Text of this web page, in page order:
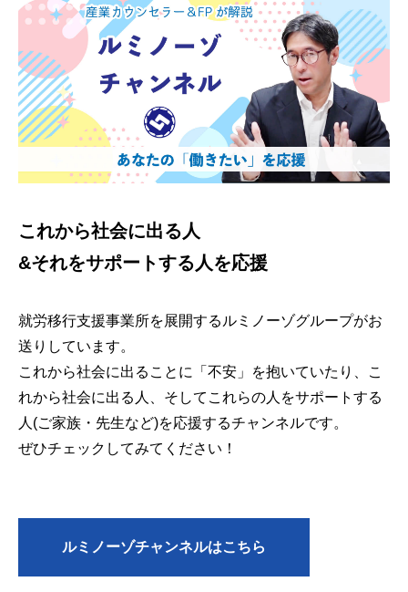
これから社会に出る人
&それをサポートする人を応援
就労移行支援事業所を展開するルミノーゾグループがお
送りしています。
これから社会に出ることに「不安」を抱いていたり、こ
れから社会に出る人、そしてこれらの人をサポートする
人(ご家族・先生など)を応援するチャンネルです。
ぜひチェックしてみてください！
ルミノーゾチャンネルはこちら